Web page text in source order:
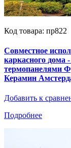
Код товара: пр822
Совместное
каркасного дома
термопанелями
Керамин
Добавить к
Подробнее